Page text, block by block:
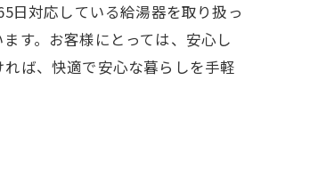
日対応している給湯器を取り扱っ
す。お客様にとっては、安心し
ば、快適で安心な暮らしを手軽